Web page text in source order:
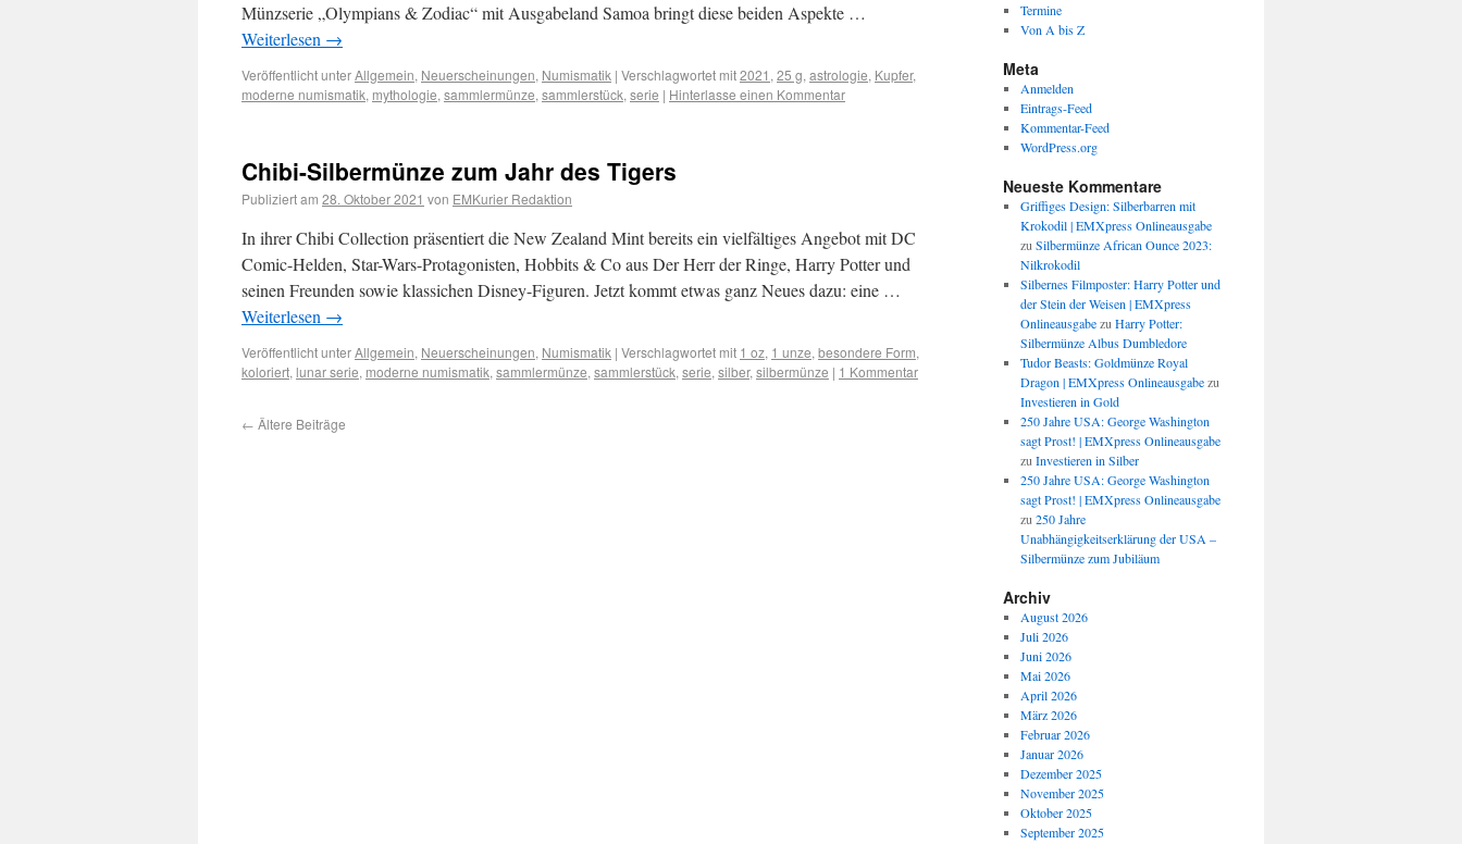
Münzserie „Olympians & Zodiac“ mit Ausgabeland Samoa bringt diese beiden Aspekte …
Weiterlesen →
Veröffentlicht unterAllgemein, Neuerscheinungen, Numismatik | Verschlagwortet mit2021 , 25 g, astrologie, Kupfer,
moderne numismatik, mythologie, sammlermünze, sammlerstück, serie | Hinterlasse einen Kommentar
Chibi-Silbermünze zum Jahr des Tigers
Publiziert am 28. Oktober 2021 von EMKurier Redaktion
In ihrer Chibi Collection präsentiert die New Zealand Mint bereits ein vielfältiges Angebot mit DC
Comic-Helden, Star-Wars-Protagonisten, Hobbits & Co aus Der Herr der Ringe, Harry Potter und
seinen Freunden sowie klassichen Disney-Figuren. Jetzt kommt etwas ganz Neues dazu: eine …
Weiterlesen →
Veröffentlicht unterAllgemein, Neuerscheinungen, Numismatik | Verschlagwortet mit 1 oz, 1 unze, besondere Form,
koloriert, lunar serie, moderne numismatik, sammlermünze, sammlerstück, serie, silber, silbermünze | 1 Kommentar
← Ältere Beiträge
Termine
Von A bis Z
Meta
Anmelden
Eintrags-Feed
Kommentar-Feed
WordPress.org
Neueste Kommentare
Griffiges Design: Silberbarren mit
Krokodil | EMXpress Onlineausgabe
zu Silbermünze African Ounce 2023:
Nilkrokodil
Silbernes Filmposter: Harry Potter und
der Stein der Weisen | EMXpress
Onlineausgabezu Harry Potter:
Silbermünze Albus Dumbledore
Tudor Beasts: Goldmünze Royal
Dragon | EMXpress Onlineausgabezu
Investieren in Gold
250 Jahre USA: George Washington
sagt Prost! | EMXpress Onlineausgabe
zu Investieren in Silber
250 Jahre USA: George Washington
sagt Prost! | EMXpress Onlineausgabe
zu 250 Jahre
Unabhängigkeitserklärung der USA –
Silbermünze zum Jubiläum
Archiv
August 2026
Juli 2026
Juni 2026
Mai 2026
April 2026
März 2026
Februar 2026
Januar 2026
Dezember 2025
November 2025
Oktober 2025
September 2025